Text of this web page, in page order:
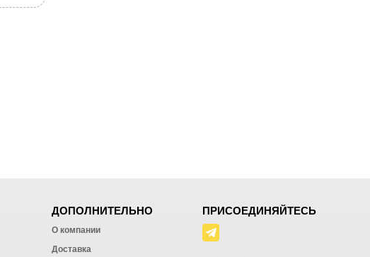
ДОПОЛНИТЕЛЬНО
О компании
Доставка
ПРИСОЕДИНЯЙТЕСЬ